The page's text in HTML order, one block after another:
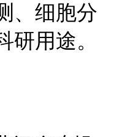
、细胞分
研用途。